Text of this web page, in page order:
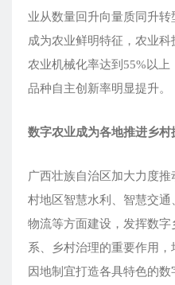
业从数量回升向量质同升
成为农业鲜明特征，农业
农业机械化率达到55%以上
品种自主创新率明显提升。
数字农业成为各地推进乡村
广西壮族自治区加大力度
村地区智慧水利、智慧交
物流等方面建设，发挥数
系、乡村治理的重要作用
因地制宜打造各具特色的数